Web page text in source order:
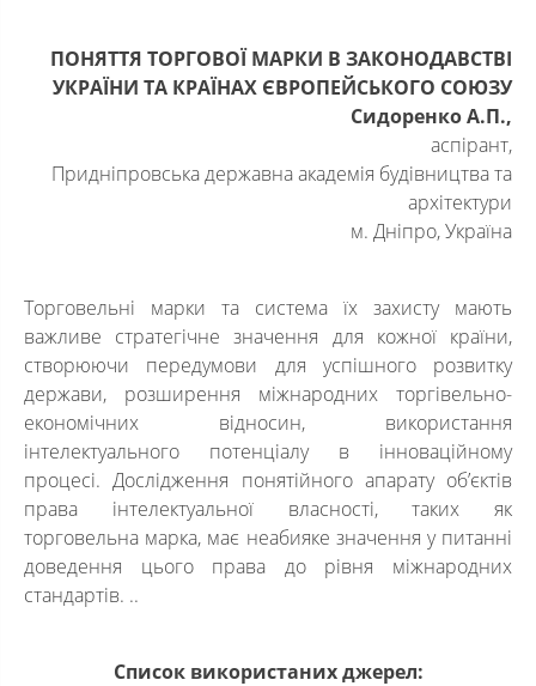
ПОНЯТТЯ ТОРГОВОЇ МАРКИ В ЗАКОНОДАВСТВІ
УКРАЇНИ ТА КРАЇНАХ ЄВРОПЕЙСЬКОГО СОЮЗУ
Сидоренко А.П.,
аспірант,
Придніпровська державна академія будівництва та
архітектури
м. Дніпро, Україна
Торговельні марки та система їх захисту мають
важливе стратегічне значення для кожної країни,
створюючи передумови для успішного розвитку
держави, розширення міжнародних торгівельно-
економічних відносин, використання
інтелектуального потенціалу в інноваційному
процесі. Дослідження понятійного апарату об’єктів
права інтелектуальної власності, таких як
торговельна марка, має неабияке значення у питанні
доведення цього права до рівня міжнародних
стандартів. ..
Список використаних джерел: